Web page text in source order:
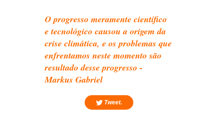
O progresso meramente científico
e tecnológico causou a origem da
crise climática, e os problemas que
enfrentamos neste momento são
resultado desse progresso -
Markus Gabriel
Tweet.